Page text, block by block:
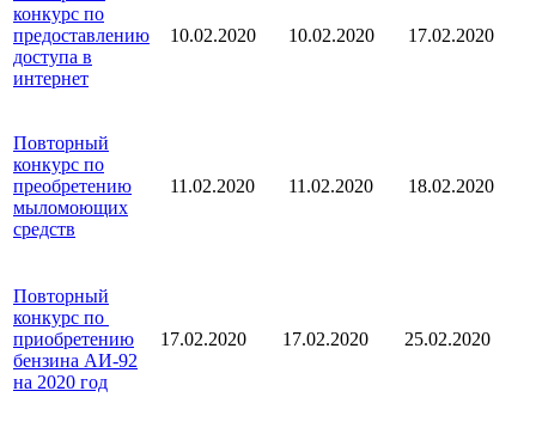
конкурс по
предоставлению
доступа в
интернет
10.02.2020 10.02.2020 17.02.2020
Повторный
конкурс по
преобретению
мыломоющих
средств
11.02.2020 11.02.2020 18.02.2020
Повторный
конкурс по
приобретению
бензина АИ-92
на 2020 год
17.02.2020 17.02.2020 25.02.2020